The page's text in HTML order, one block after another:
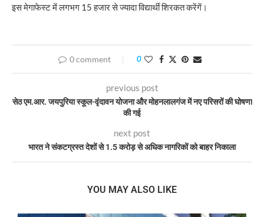
इस मेगाफेस्ट में लगभग 15 हजार से ज्यादा विद्यार्थी शिरकत करेंगें।
0 comment 0
previous post
सेठ एम.आर. जयपुरिया स्कूल-वृंदावन योजना और मोहनलालगंज में नए परिसरों की घोषणा
की गई
next post
भारत ने संकटग्रस्त देशों से 1.5 करोड़ से अधिक नागरिकों को बाहर निकाला
YOU MAY ALSO LIKE